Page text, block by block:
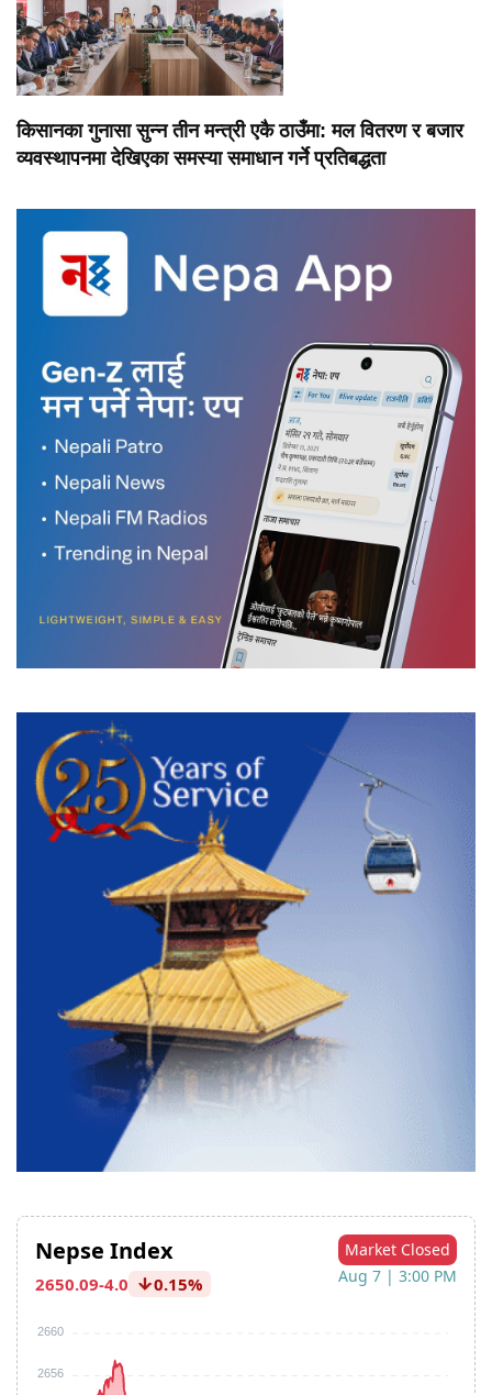
किसानका गुनासा सुन्न तीन मन्त्री एकै ठाउँमा: मल वितरण र बजार
व्यवस्थापनमा देखिएका समस्या समाधान गर्ने प्रतिबद्धता